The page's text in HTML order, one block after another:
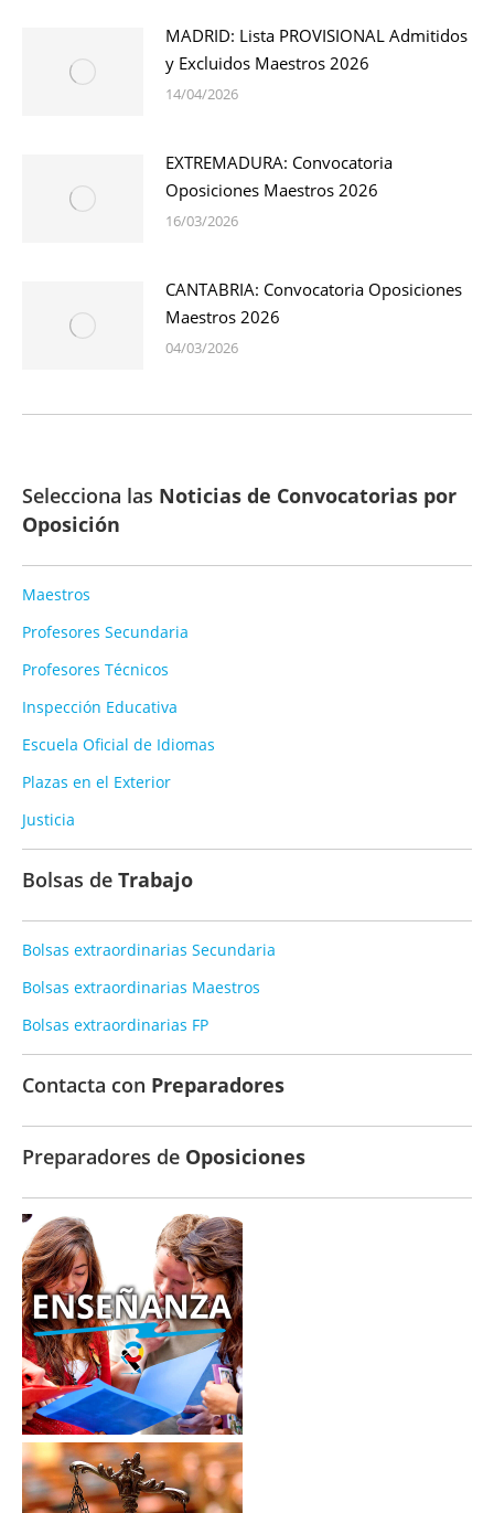
MADRID: Lista PROVISIONAL Admitidos
y Excluidos Maestros 2026
14/04/2026
EXTREMADURA: Convocatoria
Oposiciones Maestros 2026
16/03/2026
CANTABRIA: Convocatoria Oposiciones
Maestros 2026
04/03/2026
Selecciona las Noticias de Convocatorias por
Oposición
Maestros
Profesores Secundaria
Profesores Técnicos
Inspección Educativa
Escuela Oficial de Idiomas
Plazas en el Exterior
Justicia
Bolsas de Trabajo
Bolsas extraordinarias Secundaria
Bolsas extraordinarias Maestros
Bolsas extraordinarias FP
Contacta con Preparadores
Preparadores de Oposiciones